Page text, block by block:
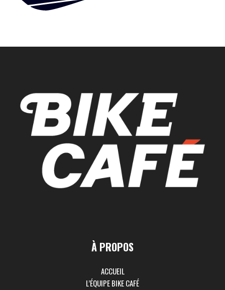
À PROPOS
ACCUEIL
L’ÉQUIPE BIKE CAFÉ